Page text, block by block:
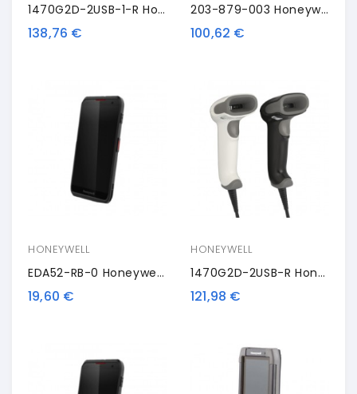
1470G2D-2USB-1-R Honeywell Voyager Extreme Performance 1470g, 2D, Multi-IF, Kit (USB), Nero
138,76 €
203-879-003 Honeywell Pistol Grip
100,62 €
HONEYWELL
EDA52-RB-0 Honeywell Protective Case
19,60 €
HONEYWELL
1470G2D-2USB-R Honeywell Voyager Extreme Performance 1470g, 2D, Multi-IF, Kit (USB), Nero
121,98 €